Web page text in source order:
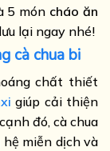
5 món cháo ăn
lại ngay nhé!
cà chua bi
chất thiết
giúp cải thiện
đó, cà chua
miễn dịch và